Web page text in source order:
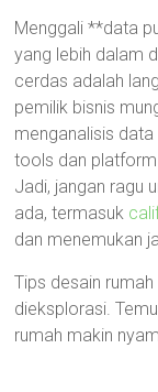
Menggali **data
yang lebih dalam
cerdas adalah
pemilik bisnis
menganalisis
tools dan
Jadi, jangan ragu
ada, termasuk
dan menemukan
Tips desain
dieksplorasi.
rumah makin